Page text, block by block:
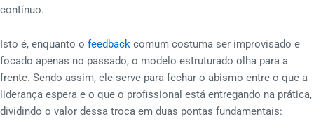
contínuo.
Isto é, enquanto o feedback comum costuma ser improvisado e
focado apenas no passado, o modelo estruturado olha para a
frente. Sendo assim, ele serve para fechar o abismo entre o que a
liderança espera e o que o profissional está entregando na prática,
dividindo o valor dessa troca em duas pontas fundamentais: